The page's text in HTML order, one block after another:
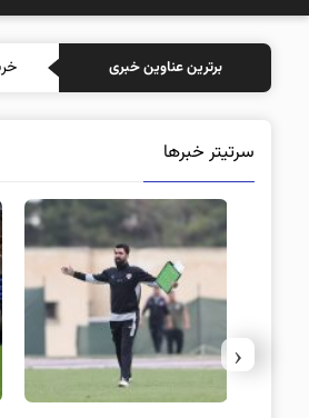
برترین عناوین خبری
سرتیتر خبرها
‹